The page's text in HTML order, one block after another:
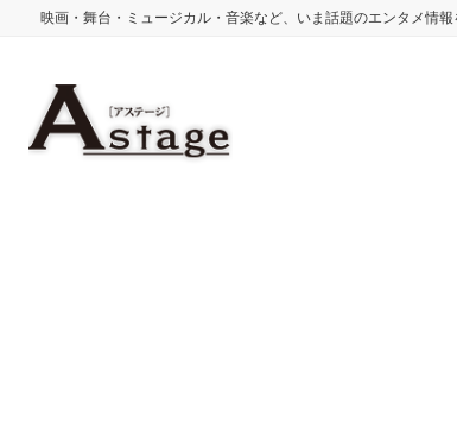
映画・舞台・ミュージカル・音楽など、いま話題のエンタメ情報